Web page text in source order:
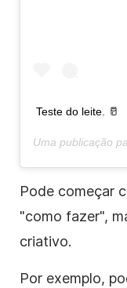
Teste do leite. 🥛
Uma publicação
Pode começar
"como fazer",
criativo.
Por exemplo,